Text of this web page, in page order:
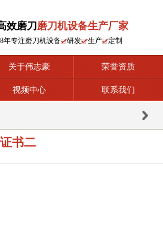
效磨刀 磨刀机设备生产厂家
年专注磨刀机设备 研发 生产 定制
关于伟志豪 荣誉资质
视频中心 联系我们
书二